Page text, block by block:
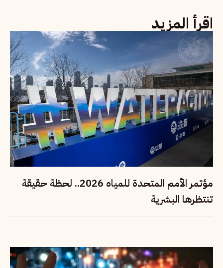
اقرأ المزيد
مؤتمر الأمم المتحدة للمياه 2026.. لحظة حقيقة
تنتظرها البشرية